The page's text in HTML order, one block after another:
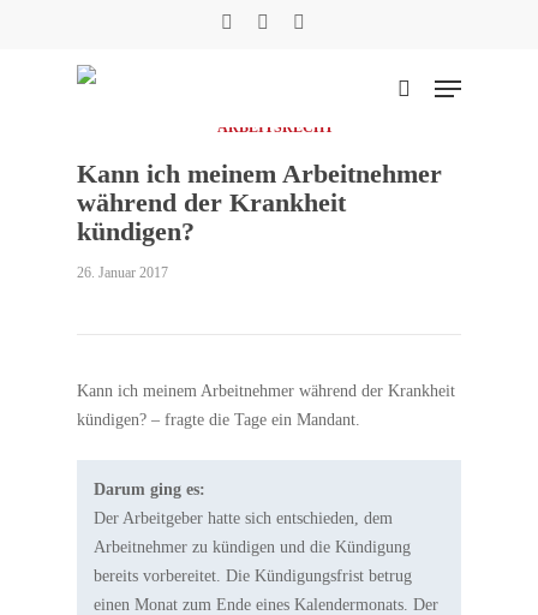
Suche
Menu
ARBEITSRECHT
Kann ich meinem Arbeitnehmer
während der Krankheit
kündigen?
26. Januar 2017
Kann ich meinem Arbeitnehmer während der Krankheit
kündigen? – fragte die Tage ein Mandant.
Darum ging es:
Der Arbeitgeber hatte sich entschieden, dem
Arbeitnehmer zu kündigen und die Kündigung
bereits vorbereitet. Die Kündigungsfrist betrug
einen Monat zum Ende eines Kalendermonats. Der